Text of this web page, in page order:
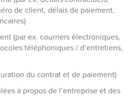
de client, délais de paiement,
(par ex. courriers électroniques,
téléphoniques / d’entretiens,
du contrat et de paiement)
à propos de l’entreprise et des